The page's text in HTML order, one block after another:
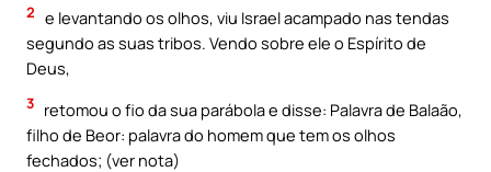
2 e levantando os olhos, viu Israel acampado nas tendas
segundo as suas tribos. Vendo sobre ele o Espírito de
Deus,
3 retomou o fio da sua parábola e disse: Palavra de Balaão,
filho de Beor: palavra do homem que tem os olhos
fechados; (ver nota)